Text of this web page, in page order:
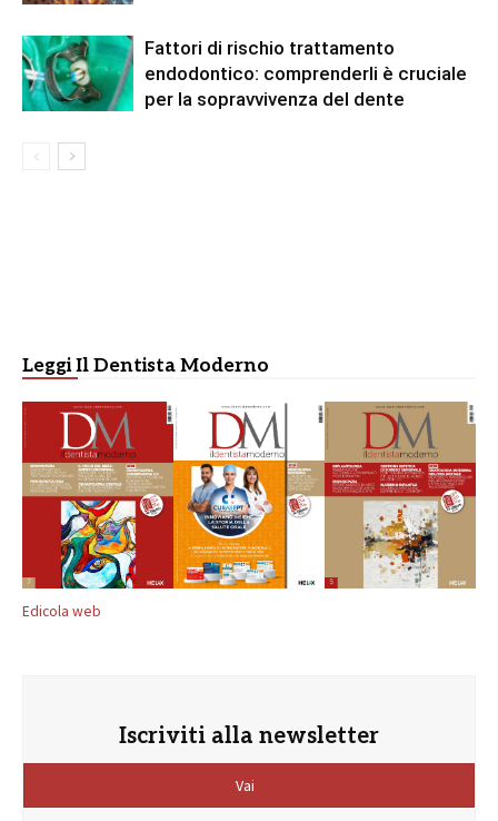
Fattori di rischio trattamento
endodontico: comprenderli è cruciale
per la sopravvivenza del dente
Leggi Il Dentista Moderno
Edicola web
Iscriviti alla newsletter
Vai